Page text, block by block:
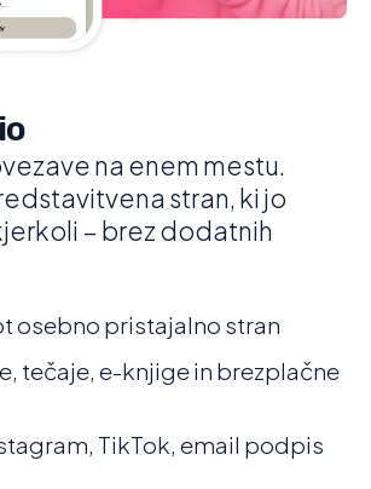
na enem mestu.
stran, ki jo
– brez dodatnih
osebno pristajalno stran
tečaje, e-knjige in brezplačne
TikTok, email podpis